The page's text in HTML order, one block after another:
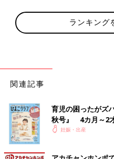
ランキング
関連記事
育児の困ったがズ
秋号』 4カ月～2
いっぱい！
妊娠・出産